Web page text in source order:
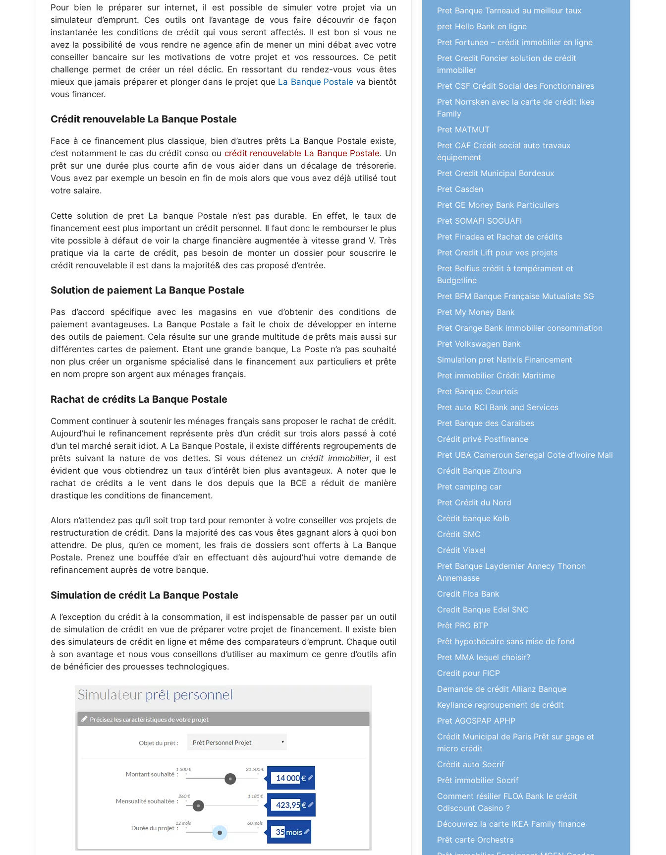
Pour bien le préparer sur internet, il est possible de simuler votre projet via un
simulateur d’emprunt. Ces outils ont l’avantage de vous faire découvrir de façon
instantanée les conditions de crédit qui vous seront affectés. Il est bon si vous ne
avez la possibilité de vous rendre ne agence afin de mener un mini débat avec votre
conseiller bancaire sur les motivations de votre projet et vos ressources. Ce petit
challenge permet de créer un réel déclic. En ressortant du rendez-vous vous êtes
mieux que jamais préparer et plonger dans le projet que La Banque Postale va bientôt
vous financer.
Crédit renouvelable La Banque Postale
Face à ce financement plus classique, bien d’autres prêts La Banque Postale existe,
c’est notamment le cas du crédit conso ou crédit renouvelable La Banque Postale. Un
prêt sur une durée plus courte afin de vous aider dans un décalage de trésorerie.
Vous avez par exemple un besoin en fin de mois alors que vous avez déjà utilisé tout
votre salaire.
Cette solution de pret La banque Postale n’est pas durable. En effet, le taux de
financement eest plus important un crédit personnel. Il faut donc le rembourser le plus
vite possible à défaut de voir la charge financière augmentée à vitesse grand V. Très
pratique via la carte de crédit, pas besoin de monter un dossier pour souscrire le
crédit renouvelable il est dans la majorité& des cas proposé d’entrée.
Solution de paiement La Banque Postale
Pas d’accord spécifique avec les magasins en vue d’obtenir des conditions de
paiement avantageuses. La Banque Postale a fait le choix de développer en interne
des outils de paiement. Cela résulte sur une grande multitude de prêts mais aussi sur
différentes cartes de paiement. Etant une grande banque, La Poste n’a pas souhaité
non plus créer un organisme spécialisé dans le financement aux particuliers et prête
en nom propre son argent aux ménages français.
Rachat de crédits La Banque Postale
Comment continuer à soutenir les ménages français sans proposer le rachat de crédit.
Aujourd’hui le refinancement représente près d’un crédit sur trois alors passé à coté
d’un tel marché serait idiot. A La Banque Postale, il existe différents regroupements de
prêts suivant la nature de vos dettes. Si vous détenez uncrédit immobilier, il est
évident que vous obtiendrez un taux d’intérêt bien plus avantageux. A noter que le
rachat de crédits a le vent dans le dos depuis que la BCE a réduit de manière
drastique les conditions de financement.
Alors n’attendez pas qu’il soit trop tard pour remonter à votre conseiller vos projets de
restructuration de crédit. Dans la majorité des cas vous êtes gagnant alors à quoi bon
attendre. De plus, qu’en ce moment, les frais de dossiers sont offerts à La Banque
Postale. Prenez une bouffée d’air en effectuant dès aujourd’hui votre demande de
refinancement auprès de votre banque.
Simulation de crédit La Banque Postale
A l’exception du crédit à la consommation, il est indispensable de passer par un outil
de simulation de crédit en vue de préparer votre projet de financement. Il existe bien
des simulateurs de crédit en ligne et même des comparateurs d’emprunt. Chaque outil
à son avantage et nous vous conseillons d’utiliser au maximum ce genre d’outils afin
de bénéficier des prouesses technologiques.
Pret Banque Tarneaud au meilleur taux
pret Hello Bank en ligne
Pret Fortuneo – crédit immobilier en ligne
Pret Credit Foncier solution de crédit
immobilier
Pret CSF Crédit Social des Fonctionnaires
Pret Norrsken avec la carte de crédit Ikea
Family
Pret MATMUT
Pret CAF Crédit social auto travaux
équipement
Pret Credit Municipal Bordeaux
Pret Casden
Pret GE Money Bank Particuliers
Pret SOMAFI SOGUAFI
Pret Finadea et Rachat de crédits
Pret Credit Lift pour vos projets
Pret Belfius crédit à tempérament et
Budgetline
Pret BFM Banque Française Mutualiste SG
Pret My Money Bank
Pret Orange Bank immobilier consommation
Pret Volkswagen Bank
Simulation pret Natixis Financement
Pret immobilier Crédit Maritime
Pret Banque Courtois
Pret auto RCI Bank and Services
Pret Banque des Caraibes
Crédit privé Postfinance
Pret UBA Cameroun Senegal Cote d’Ivoire Mali
Crédit Banque Zitouna
Pret camping car
Pret Crédit du Nord
Crédit banque Kolb
Crédit SMC
Crédit Viaxel
Pret Banque Laydernier Annecy Thonon
Annemasse
Credit Floa Bank
Credit Banque Edel SNC
Prêt PRO BTP
Prêt hypothécaire sans mise de fond
Pret MMA lequel choisir?
Credit pour FICP
Demande de crédit Allianz Banque
Keyliance regroupement de crédit
Pret AGOSPAP APHP
Crédit Municipal de Paris Prêt sur gage et
micro crédit
Crédit auto Socrif
Prêt immobilier Socrif
Comment résilier FLOA Bank le crédit
Cdiscount Casino ?
Découvrez la carte IKEA Family finance
Prêt carte Orchestra